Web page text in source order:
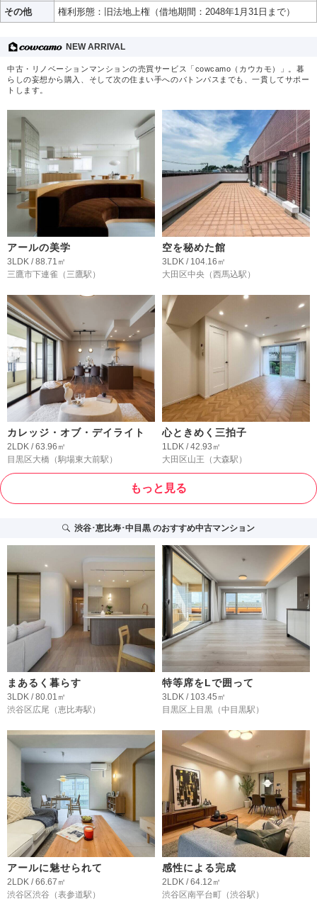
その他 権利形態：旧法地上権（借地期間：2048年1月31日まで）
NEW ARRIVAL
中古・リノベーションマンションの売買サービス「cowcamo（カウカモ）」。暮
らしの妄想から購入、そして次の住まい手へのバトンパスまでも、一貫してサポー
トします。
アールの美学
3LDK / 88.71㎡
三鷹市下連雀 （三鷹駅）
空を秘めた館
3LDK / 104.16㎡
大田区中央 （西馬込駅）
カレッジ・オブ・デイライト
2LDK / 63.96㎡
目黒区大橋 （駒場東大前駅）
心ときめく三拍子
1LDK / 42.93㎡
大田区山王 （大森駅）
もっと見る
渋谷･恵比寿･中目黒のおすすめ中古マンション
まあるく暮らす
3LDK / 80.01㎡
渋谷区広尾 （恵比寿駅）
特等席をLで囲って
3LDK / 103.45㎡
目黒区上目黒 （中目黒駅）
アールに魅せられて
2LDK / 66.67㎡
渋谷区渋谷 （表参道駅）
感性による完成
2LDK / 64.12㎡
渋谷区南平台町 （渋谷駅）